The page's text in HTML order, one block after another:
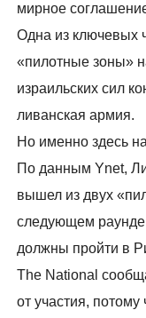
мирное
Одна из ключевых
«пилотные зоны»
израильских сил
ливанская армия.
Но именно здесь
По данным Ynet,
вышел из двух
следующем
должны пройти в
The National
от участия,